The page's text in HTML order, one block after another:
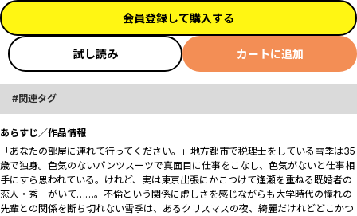
会員登録して購入する
試し読み カートに追加
関連タグ
あらすじ／作品情報
「あなたの部屋に連れて行ってください――。」地方都市で税理士をしている雪季は35
歳で独身。色気のないパンツスーツで真面目に仕事をこなし、色気がないと仕事相
手にすら思われている。けれど、実は東京出張にかこつけて逢瀬を重ねる既婚者の
恋人・秀一がいて……。不倫という関係に虚しさを感じながらも大学時代の憧れの
先輩との関係を断ち切れない雪季は、あるクリスマスの夜、綺麗だけれどどこかつ